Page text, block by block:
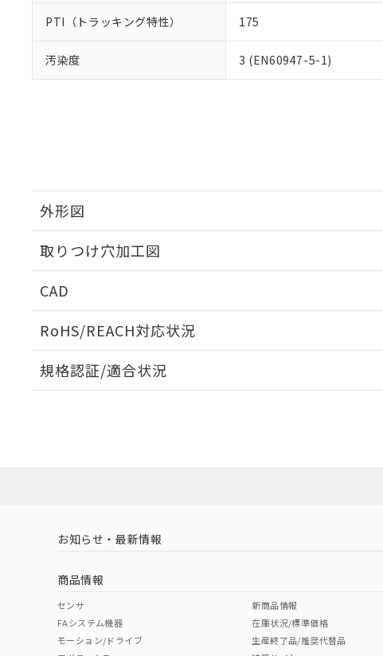
PTI（トラッキング特性） 175
汚染度 3 (EN60947-5-1)
外形図
取りつけ穴加工図
CAD
RoHS/REACH対応状況
EU RoHS 注意事項・凡例
中国 RoHS 注意事項・凡例
中国 RoHS表
Pb Hg Cr(VI)
規格認証/適合状況
お知らせ・最新情報
商品情報
センサ
FAシステム機器
モーション/ドライブ
新商品情報
在庫状況/標準価格
生産終了品/推奨代替品